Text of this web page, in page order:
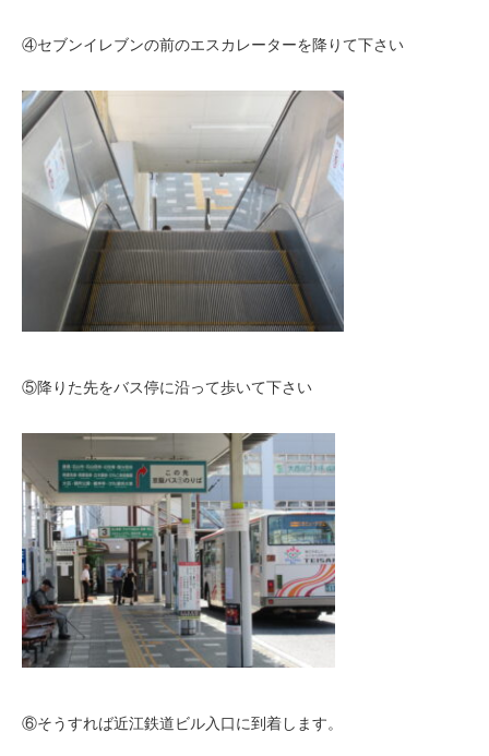
④セブンイレブンの前のエスカレーターを降りて下さい
⑤降りた先をバス停に沿って歩いて下さい
⑥そうすれば近江鉄道ビル入口に到着します。